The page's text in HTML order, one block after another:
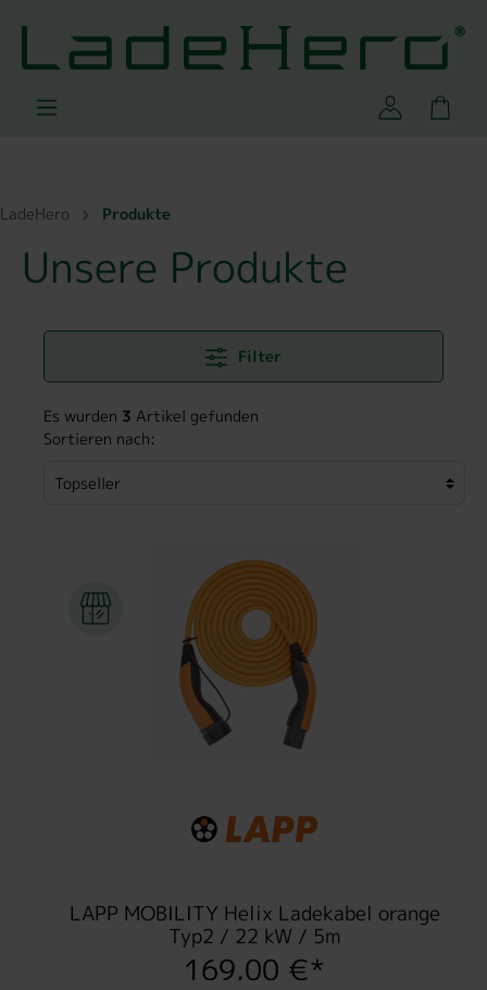
LadeHero Produkte
Unsere Produkte
Filter
Es wurden 3 Artikel gefunden
Sortieren nach:
LAPP MOBILITY Helix Ladekabel orange
Typ2 / 22 kW / 5m
169,00 €*